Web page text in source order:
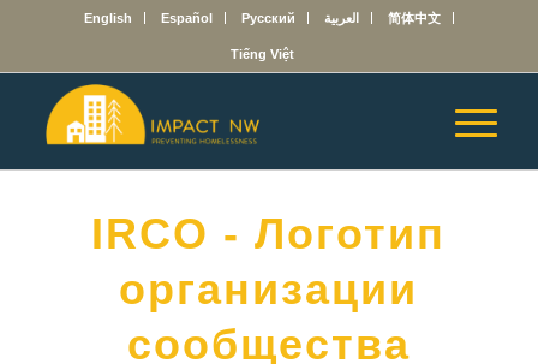
English Español Русский العربية 简体中文
Tiếng Việt
IRCO - Логотип
организации
сообщества